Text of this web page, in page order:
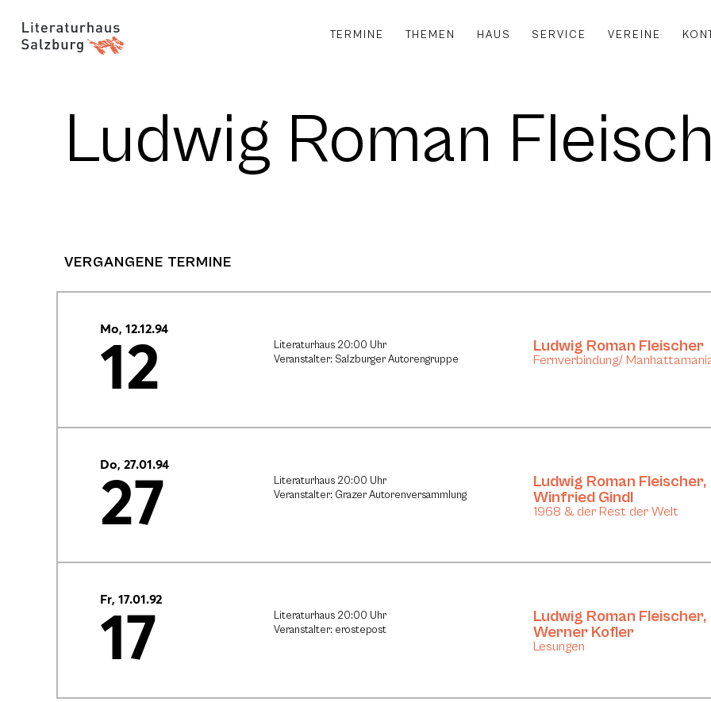
TERMINE THEMEN HAUS SERVICE VEREINE
Ludwig Roman
VERGANGENE TERMINE
Mo, 12.12.94
12
Literaturhaus 20:00 Uhr
Veranstalter: Salzburger Autorengruppe
Ludwig Roman Fleischer
Fernverbindung/
Do, 27.01.94
27
Literaturhaus 20:00 Uhr
Veranstalter: Grazer Autorenversammlung
Ludwig Roman Fleischer,
Winfried Gindl
1968 & der Rest der Welt
Fr, 17.01.92
17
Literaturhaus 20:00 Uhr
Veranstalter: erostepost
Ludwig Roman Fleischer,
Werner Kofler
Lesungen